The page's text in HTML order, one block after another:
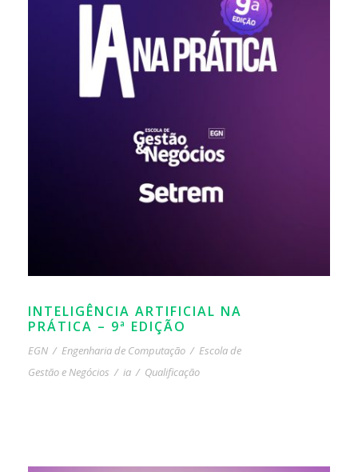
INTELIGÊNCIA ARTIFICIAL NA
PRÁTICA – 9ª EDIÇÃO
EGN / Engenharia de Computação / Escola de
Gestão e Negócios / ia / Qualificação